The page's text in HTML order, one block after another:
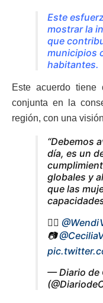
Este
mostrar la
que
municipios
habitantes.
Este acuerdo tiene
conjunta en la
región, con una
“Debemos
día, es un
globales y
que las
✍🏻
📷
— Diario de